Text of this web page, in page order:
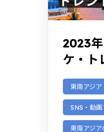
2023
ケ・ト
東南アジア
SNS・動
東南アジ